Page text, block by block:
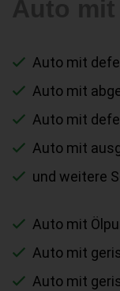
Auto mit
Auto mit
Auto mit
Auto mit
und weitere
Auto mit
Auto mit
Auto mit